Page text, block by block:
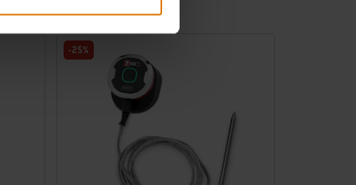
-25%